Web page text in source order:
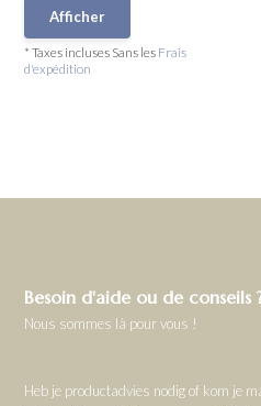
Afficher
* Taxes incluses Sans les Frais
d'expédition
Besoin d'aide ou de conseils
Nous sommes là pour vous !
Heb je productadvies nodig of kom je